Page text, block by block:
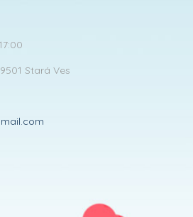
Stará Ves